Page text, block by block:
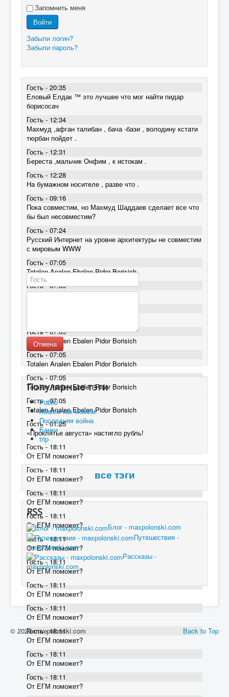
Запомнить меня
Войти
Забыли логин?
Забыли пароль?
Гость - 20:35
Еловый Елдак ™ это лучшее что мог найти пидар
борисосач
Гость - 12:34
Махмуд ,афган талибан , бача -бази , володину кстати
тюрбан пойдет .
Гость - 12:31
Береста ,мальчик Онфим , к истокам .
Гость - 12:28
На бумажном носителе , разве что .
Гость - 09:16
Пока совместим, но Махмуд Шаддаев сделает все что
бы был несовместим?
Гость - 07:24
Русский Интернет на уровне архитектуры не совместим
с мировым WWW
Гость - 07:05
Totalen Analen Ebalen Pidor Borisich
Гость - 07:05
Totalen Analen Ebalen Pidor Borisich
Гость - 07:05
Totalen Analen Ebalen Pidor Borisich
Гость - 07:05
Totalen Analen Ebalen Pidor Borisich
Гость - 07:05
Totalen Analen Ebalen Pidor Borisich
Гость - 07:05
Totalen Analen Ebalen Pidor Borisich
Гость - 01:25
«Проклятье августа» настигло рубль!
Гость - 18:11
От ЕГМ поможет?
Гость - 18:11
От ЕГМ поможет?
Гость - 18:11
От ЕГМ поможет?
Гость - 18:11
От ЕГМ поможет?
Гость - 18:11
От ЕГМ поможет?
Гость - 18:11
От ЕГМ поможет?
Гость - 18:11
От ЕГМ поможет?
Гость - 18:11
От ЕГМ поможет?
Гость - 18:11
От ЕГМ поможет?
Гость - 18:11
От ЕГМ поможет?
Гость - 18:11
От ЕГМ поможет?
Отмена
Популярные тэги
Public
Живем как можем
Последняя война
Банки
trip
все тэги
RSS
Блог - maxpolonski.com
Путешествия -
maxpolonski.com
Рассказы -
maxpolonski.com
Back to Top
© 2026 maxpolonski.com